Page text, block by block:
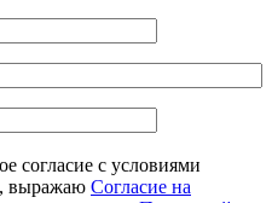
согласие с условиями
, выражаю Согласие на